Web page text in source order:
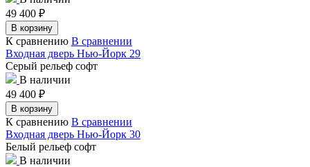
49 400 ₽
В корзину
К сравнению В сравнении
Входная дверь Нью-Йорк 29
Серый рельеф софт
В наличии
49 400 ₽
В корзину
К сравнению В сравнении
Входная дверь Нью-Йорк 30
Белый рельеф софт
В наличии